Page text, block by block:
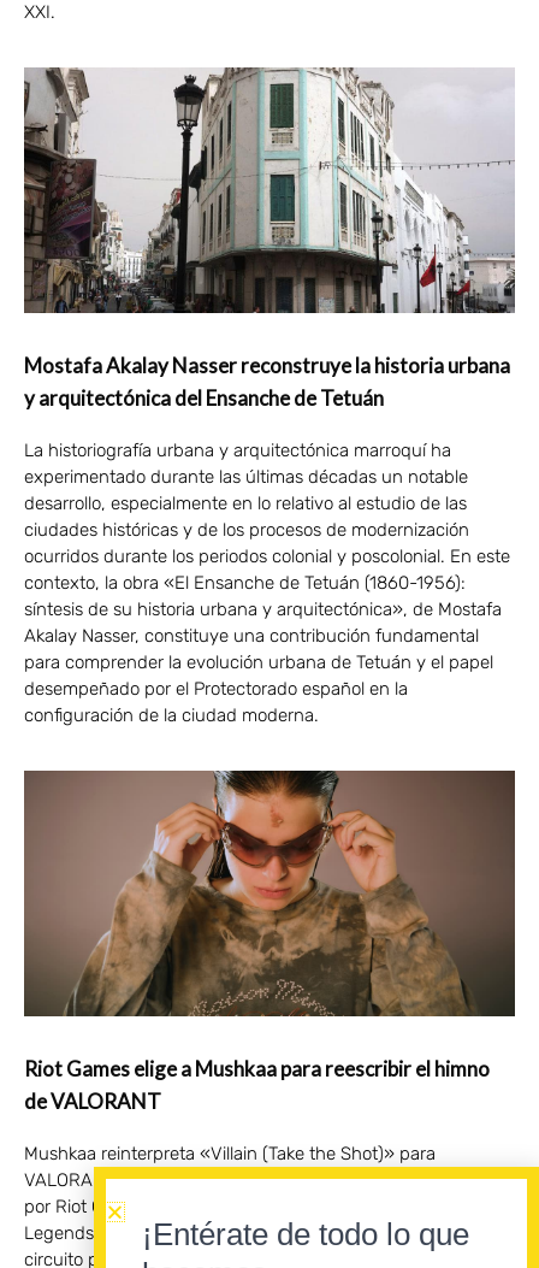
XXI.
Mostafa Akalay Nasser reconstruye la historia urbana
y arquitectónica del Ensanche de Tetuán
La historiografía urbana y arquitectónica marroquí ha
experimentado durante las últimas décadas un notable
desarrollo, especialmente en lo relativo al estudio de las
ciudades históricas y de los procesos de modernización
ocurridos durante los periodos colonial y poscolonial. En este
contexto, la obra «El Ensanche de Tetuán (1860-1956):
síntesis de su historia urbana y arquitectónica», de Mostafa
Akalay Nasser, constituye una contribución fundamental
para comprender la evolución urbana de Tetuán y el papel
desempeñado por el Protectorado español en la
configuración de la ciudad moderna.
Riot Games elige a Mushkaa para reescribir el himno
de VALORANT
Mushkaa reinterpreta «Villain (Take the Shot)» para
VALORANT, el videojuego táctico competitivo desarrollado
por Riot Games, compañía creadora de «League of
Legends» . El remix acompañará las finales regionales del
circuito profesional de VALORANT Champions Tour, que se
¡Entérate de todo lo que